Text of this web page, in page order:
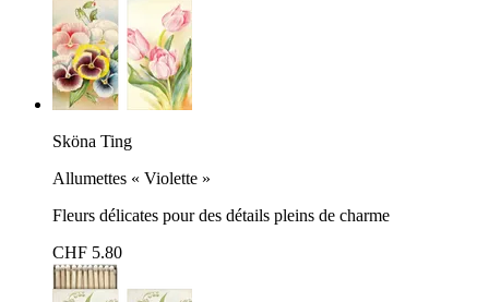
Sköna Ting
Allumettes « Violette »
Fleurs délicates pour des détails pleins de charme
CHF 5.80